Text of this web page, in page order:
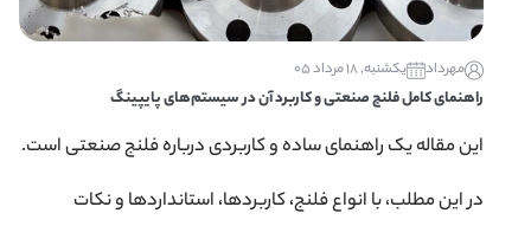
مهرداد یکشنبه, 18 مرداد 05
راهنمای کامل فلنج صنعتی و کاربرد آن در سیستم‌های پایپینگ
این مقاله یک راهنمای ساده و کاربردی درباره فلنج صنعتی است.
در این مطلب، با انواع فلنج، کاربردها، استانداردها و نکات